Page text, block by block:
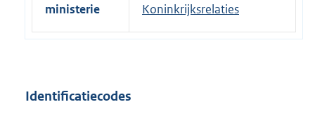
ministerie
Koninkrijksrelaties
Identificatiecodes